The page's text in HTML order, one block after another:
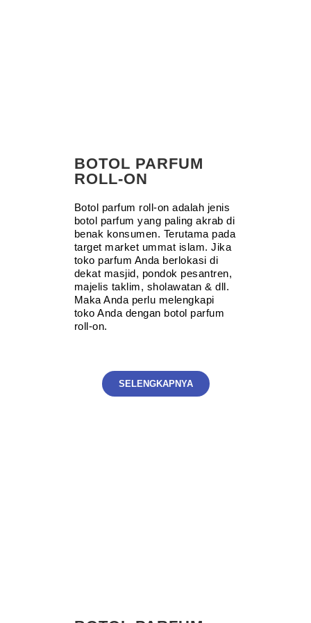
BOTOL PARFUM
ROLL-ON
Botol parfum roll-on adalah jenis
botol parfum yang paling akrab di
benak konsumen. Terutama pada
target market ummat islam. Jika
toko parfum Anda berlokasi di
dekat masjid, pondok pesantren,
majelis taklim, sholawatan & dll.
Maka Anda perlu melengkapi
toko Anda dengan botol parfum
roll-on.
SELENGKAPNYA